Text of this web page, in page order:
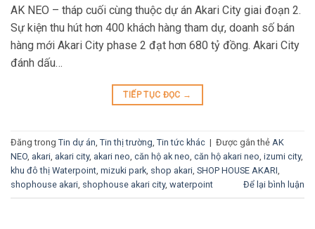
AK NEO – tháp cuối cùng thuộc dự án Akari City giai đoạn 2.
Sự kiện thu hút hơn 400 khách hàng tham dự, doanh số bán
hàng mới Akari City phase 2 đạt hơn 680 tỷ đồng. Akari City
đánh dấu…
TIẾP TỤC ĐỌC →
Đăng trong Tin dự án Tin thị trường Tin tức khác | Được gắn thẻ AK
NEO akari akari city, akari neo căn hộ ak neo căn hộ akari neo izumi city,
khu đô thị Waterpoint mizuki park shop akari SHOP HOUSE AKARI
shophouse akari shophouse akari city, waterpoint Để lại bình luận